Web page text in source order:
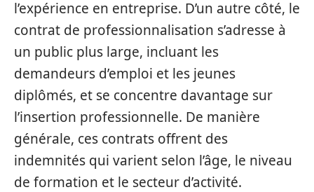
l’expérience en entreprise. D’un autre côté, le
contrat de professionnalisation s’adresse à
un public plus large, incluant les
demandeurs d’emploi et les jeunes
diplômés, et se concentre davantage sur
l’insertion professionnelle. De manière
générale, ces contrats offrent des
indemnités qui varient selon l’âge, le niveau
de formation et le secteur d’activité.